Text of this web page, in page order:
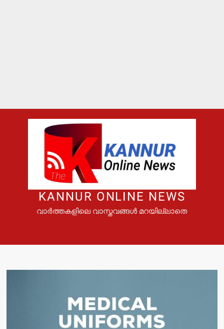
KANNUR ONLINE NEWS
വാർത്തകളിലെ വാസ്തവങ്ങൾ മറയില്ലാതെ